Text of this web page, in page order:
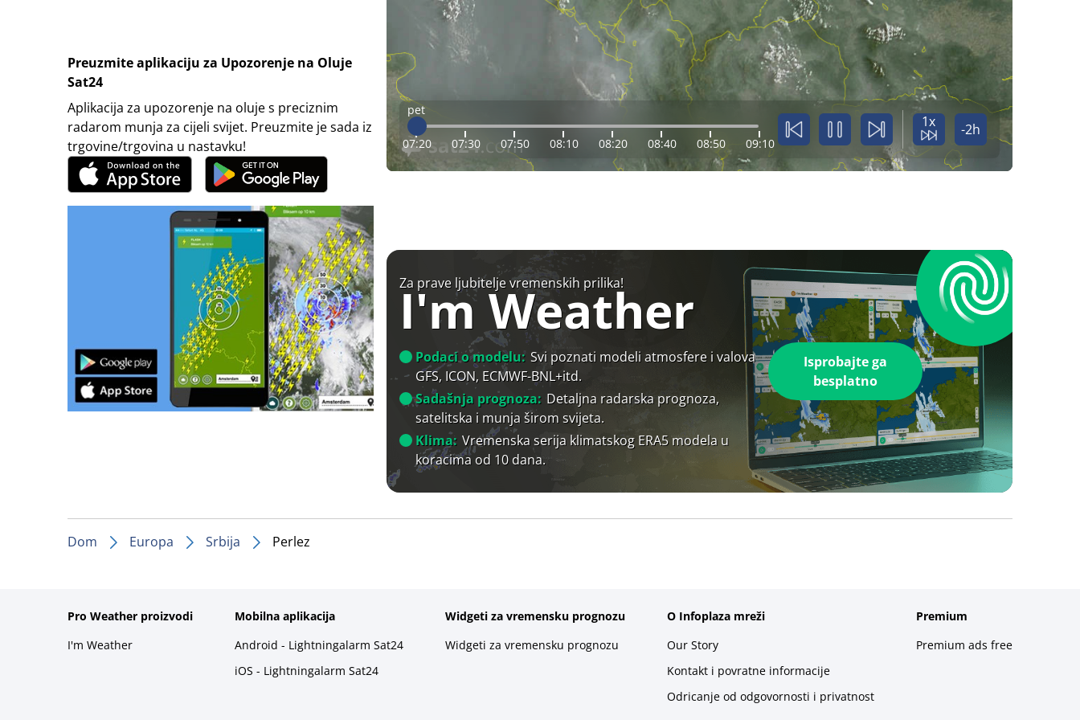
Preuzmite aplikaciju za Upozorenje na Oluje
Sat24
Aplikacija za upozorenje na oluje s preciznim
radarom munja za cijeli svijet. Preuzmite je sada iz
trgovine/trgovina u nastavku!
pet
07:20 07:30 07:50 08:10 08:20 08:40 08:50 09:10
1x -2h
Za prave ljubitelje vremenskih prilika!
I'm Weather
Podaci o modelu: Svi poznati modeli atmosfere i valova
GFS, ICON, ECMWF-BNL+itd.
Sadašnja prognoza: Detaljna radarska prognoza,
satelitska i munja širom svijeta.
Klima: Vremenska serija klimatskog ERA5 modela u
koracima od 10 dana.
Isprobajte ga
besplatno
Dom Europa Srbija Perlez
Pro Weather proizvodi
I'm Weather
Mobilna aplikacija
Android - Lightningalarm Sat24
iOS - Lightningalarm Sat24
Widgeti za vremensku prognozu
Widgeti za vremensku prognozu
O Infoplaza mreži
Our Story
Kontakt i povratne informacije
Odricanje od odgovornosti i privatnost
Premium
Premium ads free